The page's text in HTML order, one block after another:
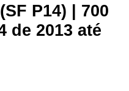
P14) | 700
de 2013 até